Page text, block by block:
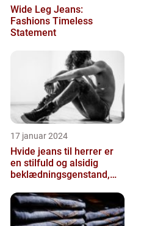
Wide Leg Jeans:
Fashions Timeless
Statement
17 januar 2024
Hvide jeans til herrer er
en stilfuld og alsidig
beklædningsgenstand,
r...